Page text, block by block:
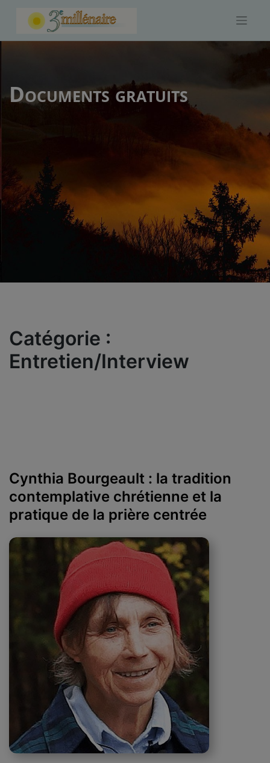
Documents gratuits
Catégorie :
Entretien/Interview
Cynthia Bourgeault : la tradition
contemplative chrétienne et la
pratique de la prière centrée